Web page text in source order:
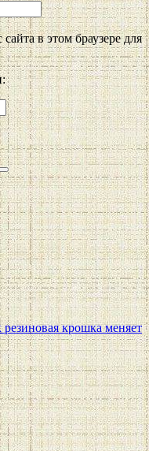
в этом браузере для
крошка меняет